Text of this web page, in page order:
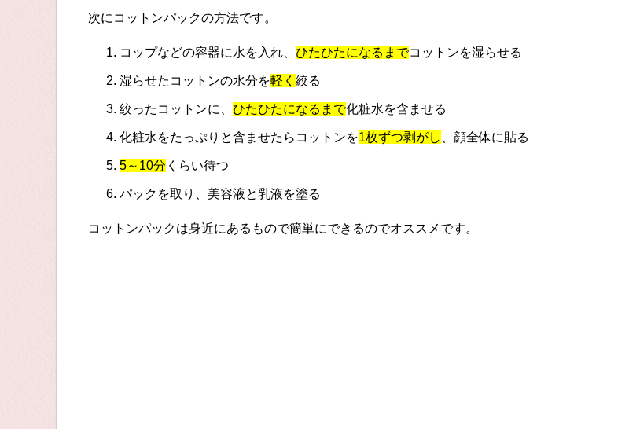
次にコットンパックの方法です。
コップなどの容器に水を入れ、 ひたひたになるまでコットンを湿らせる
湿らせたコットンの水分を軽く 絞る
絞ったコットンに、 ひたひたになるまで化粧水を含ませる
化粧水をたっぷりと含ませたらコットンを1枚ずつ剥がし 、顔全体に貼る
5～10分 くらい待つ
パックを取り、美容液と乳液を塗る
コットンパックは身近にあるもので簡単にできるのでオススメです。